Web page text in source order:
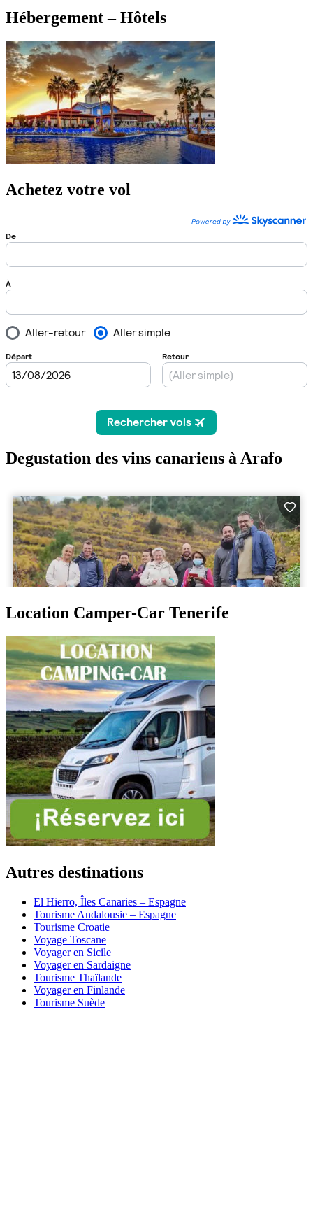
Hébergement – Hôtels
Achetez votre vol
Degustation des vins canariens à Arafo
Location Camper-Car Tenerife
Autres destinations
El Hierro, Îles Canaries – Espagne
Tourisme Andalousie – Espagne
Tourisme Croatie
Voyage Toscane
Voyager en Sicile
Voyager en Sardaigne
Tourisme Thaïlande
Voyager en Finlande
Tourisme Suède